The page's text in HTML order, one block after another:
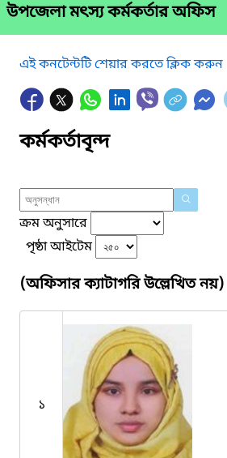
উপজেলা মৎস্য কর্মকর্তার অফিস
এই কনটেন্টটি শেয়ার করতে ক্লিক করুন
কর্মকর্তাবৃন্দ
ক্রম অনুসারে
পৃষ্ঠা আইটেম
(অফিসার ক্যাটাগরি উল্লেখিত নয়)
১